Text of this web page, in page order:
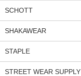
SCHOTT
SHAKAWEAR
STAPLE
STREET WEAR SUPPLY